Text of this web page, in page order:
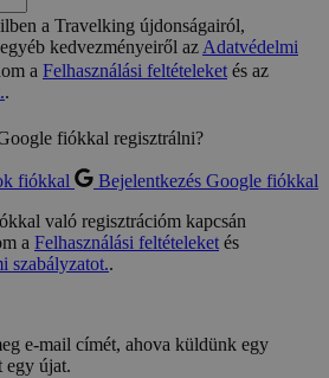
a Travelking újdonságairól,
kedvezményeiről azAdatvédelmi
a Felhasználási feltételeketés az
.
fiókkal regisztrálni?
fiókkal
Bejelentkezés Google fiókkal
való regisztrációm kapcsán
a Felhasználási feltételeketés
szabályzatot..
e-mail címét, ahova küldünk egy
egy újat.